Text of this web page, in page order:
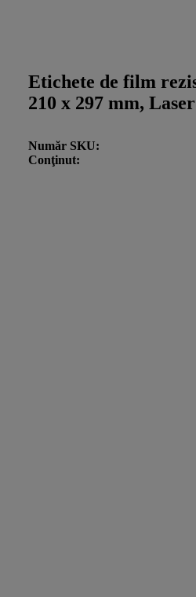
Etichete de film
210 x 297 mm,
Număr SKU
Conţinut